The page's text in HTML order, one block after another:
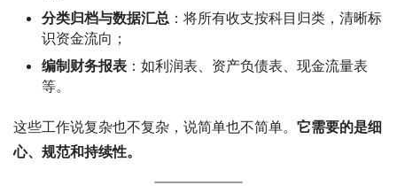
分类归档与数据汇总 ：将所有收支按科目归类，清晰标
识资金流向；
编制财务报表 ：如利润表、资产负债表、现金流量表
等。
这些工作说复杂也不复杂，说简单也不简单。 它需要的是细
心、规范和持续性。